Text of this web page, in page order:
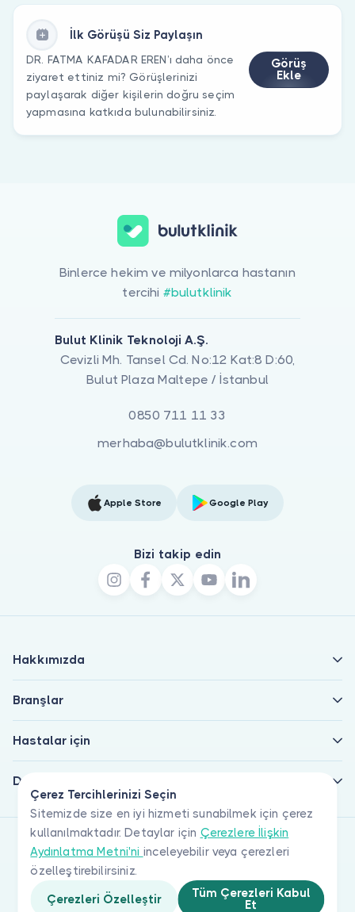
İlk Görüşü Siz Paylaşın
DR. FATMA KAFADAR EREN’ı daha önce
ziyaret ettiniz mi? Görüşlerinizi
paylaşarak diğer kişilerin doğru seçim
yapmasına katkıda bulunabilirsiniz.
Görüş
Ekle
Çerez Tercihlerinizi Seçin
Sitemizde size en iyi hizmeti sunabilmek için çerez
kullanılmaktadır. Detaylar için Çerezlere İlişkin
Aydınlatma Metni'ni inceleyebilir veya çerezleri
özelleştirebilirsiniz.
Çerezleri Özelleştir
Tüm Çerezleri Kabul
Et
Binlerce hekim ve milyonlarca hastanın
tercihi #bulutklinik
Bulut Klinik Teknoloji A.Ş.
Cevizli Mh. Tansel Cd. No:12 Kat:8 D:60,
Bulut Plaza Maltepe / İstanbul
0850 711 11 33
merhaba@bulutklinik.com
Apple Store Google Play
Bizi takip edin
Hakkımızda
Branşlar
Hastalar için
Doktorlar için